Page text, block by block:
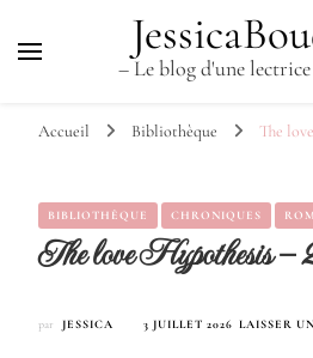
– Le blog d'une lectrice
Accueil Bibliothèque The
BIBLIOTHÈQUE CHRONIQUES
The love Hypothesis
par JESSICA 3 JUILLET 2026 LAISSER